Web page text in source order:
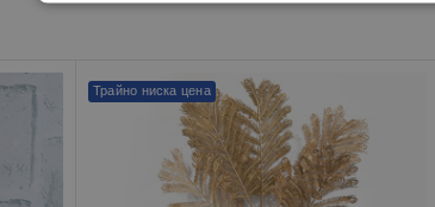
Трайно ниска цена